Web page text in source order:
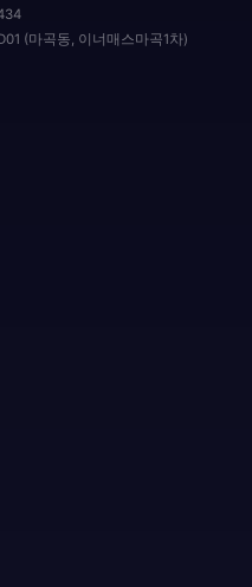
(마곡동, 이너매스마곡1차)